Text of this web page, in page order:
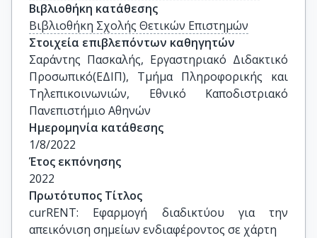
Βιβλιοθήκη κατάθεσης
Βιβλιοθήκη Σχολής Θετικών Επιστημών
Στοιχεία επιβλεπόντων καθηγητών
Σαράντης Πασκαλής, Εργαστηριακό Διδακτικό
Προσωπικό(ΕΔΙΠ), Τμήμα Πληροφορικής και
Τηλεπικοινωνιών, Εθνικό Καποδιστριακό
Πανεπιστήμιο Αθηνών
Ημερομηνία κατάθεσης
1/8/2022
Έτος εκπόνησης
2022
Πρωτότυπος Τίτλος
curRENT: Εφαρμογή διαδικτύου για την
απεικόνιση σημείων ενδιαφέροντος σε χάρτη